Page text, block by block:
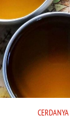
CERDANYA